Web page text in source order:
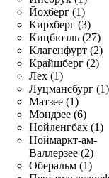
Йохберг (1)
Кирхберг (3)
Кицбюэль (27)
Клагенфурт (2)
Крайшберг (2)
Лех (1)
Луцмансбург (1)
Матзее (1)
Мондзее (6)
Нойленгбах (1)
Ноймаркт-ам-
Валлерзее (2)
Оберальм (1)